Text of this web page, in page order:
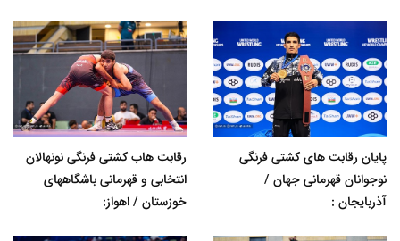
پایان رقابت های کشتی فرنگی
نوجوانان قهرمانی جهان /
آذربایجان :
رقابت هاب کشتی فرنگی نونهالان
انتخابی و قهرمانی باشگاههای
خوزستان / اهواز: